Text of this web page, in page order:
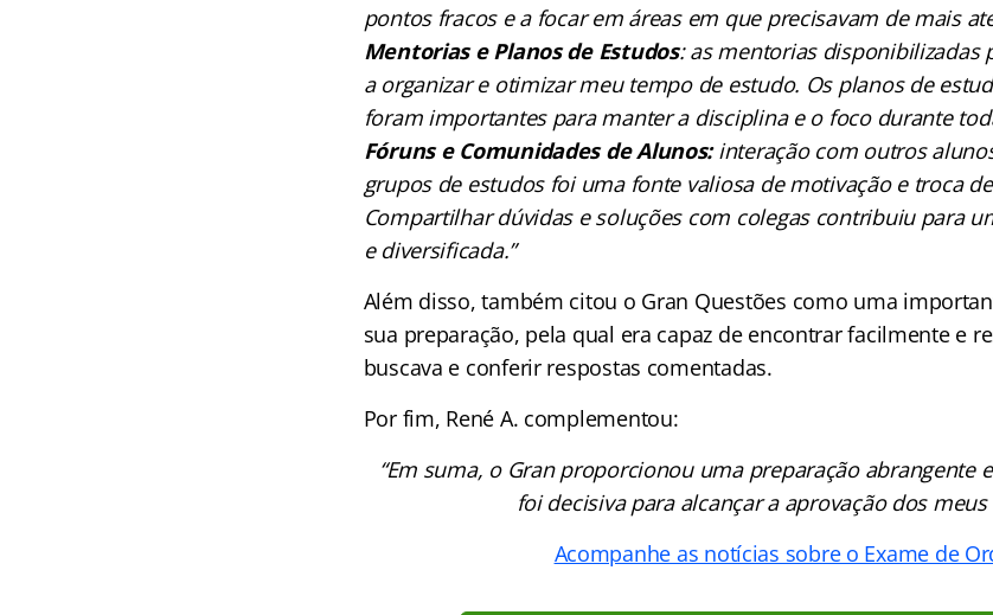
pontos fracos e a focar em áreas em que precisavam de mais
Mentorias e Planos de Estudos: as mentorias disponibilizadas
a organizar e otimizar meu tempo de estudo. Os planos de
foram importantes para manter a disciplina e o foco durante
Fóruns e Comunidades de Alunos:interação com outros
grupos de estudos foi uma fonte valiosa de motivação e troca
Compartilhar dúvidas e soluções com colegas contribuiu para
e diversificada.”
Além disso, também citou o Gran Questões como uma
sua preparação, pela qual era capaz de encontrar facilmente e
buscava e conferir respostas comentadas.
Por fim, René A. complementou:
“Em suma, o Gran proporcionou uma preparação abrangente
foi decisiva para alcançar a aprovação dos meus
Acompanhe as notícias sobre o Exame de